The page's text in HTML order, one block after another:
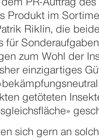
PR-Auftrag
Produkt im
Riklin, die
für
zum Wohl der
einzigartiges
getöteten
sich gern an